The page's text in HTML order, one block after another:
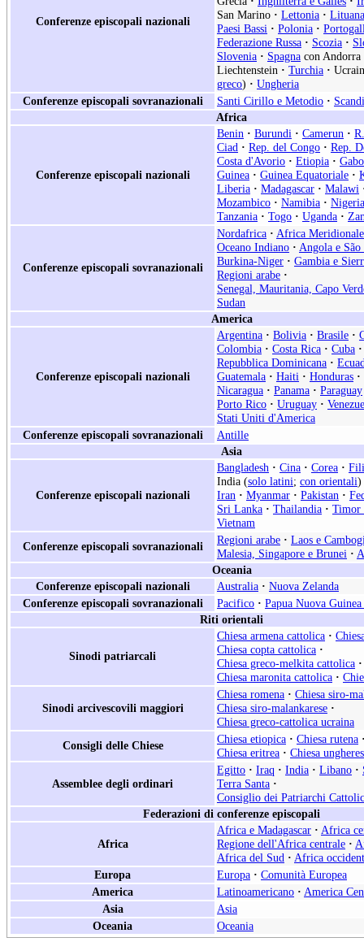
Conferenze episcopali nazionali
San Marino · Lettonia · Lituana
Paesi Bassi · Polonia ·
Federazione Russa · Scozia ·
Slovenia · Spagna con Andorra
Liechtenstein · Turchia ·
greco) · Ungheria
Conferenze episcopali sovranazionali
Santi Cirillo e Metodio ·
Africa
Conferenze episcopali nazionali
Benin · Burundi · Camerun ·
Ciad · Rep. del Congo · Rep.
Costa d'Avorio · Etiopia ·
Guinea · Guinea Equatoriale ·
Liberia · Madagascar · Malawi
Mozambico · Namibia · Nigeria
Tanzania · Togo · Uganda ·
Conferenze episcopali sovranazionali
Nordafrica · Africa Meridionale
Oceano Indiano · Angola e São
Burkina-Niger · Gambia e
Regioni arabe ·
Senegal, Mauritania, Capo
Sudan
America
Conferenze episcopali nazionali
Argentina · Bolivia · Brasile ·
Colombia · Costa Rica · Cuba ·
Repubblica Dominicana ·
Guatemala · Haiti · Honduras ·
Nicaragua · Panama · Paraguay
Porto Rico · Uruguay ·
Stati Uniti d'America
Conferenze episcopali sovranazionali
Antille
Asia
Conferenze episcopali nazionali
Bangladesh · Cina · Corea ·
India (solo latini; con orientali)
Iran · Myanmar · Pakistan ·
Sri Lanka · Thailandia · Timor
Vietnam
Conferenze episcopali sovranazionali
Regioni arabe · Laos e
Malesia, Singapore e Brunei ·
Oceania
Conferenze episcopali nazionali
Australia · Nuova Zelanda
Conferenze episcopali sovranazionali
Pacifico · Papua Nuova
Riti orientali
Sinodi patriarcali
Chiesa armena cattolica ·
Chiesa copta cattolica ·
Chiesa greco-melkita cattolica ·
Chiesa maronita cattolica ·
Sinodi arcivescovili maggiori
Chiesa romena · Chiesa siro-
Chiesa siro-malankarese ·
Chiesa greco-cattolica ucraina
Consigli delle Chiese
Chiesa etiopica · Chiesa rutena
Chiesa eritrea · Chiesa
Assemblee degli ordinari
Egitto · Iraq · India · Libano ·
Terra Santa ·
Consiglio dei Patriarchi
Federazioni di conferenze episcopali
Africa
Africa e Madagascar · Africa
Regione dell'Africa centrale ·
Africa del Sud · Africa
Europa
Europa · Comunità Europea
America
Latinoamericano · America
Asia
Asia
Oceania
Oceania